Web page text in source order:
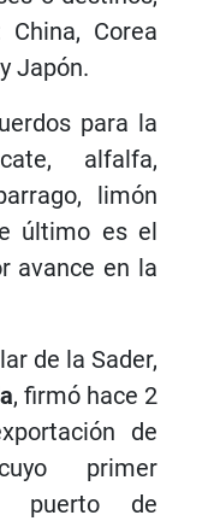
Corea
Japón.
para la
alfalfa,
limón
último es el
avance en la
de la Sader,
, firmó hace 2
de
primer
puerto de